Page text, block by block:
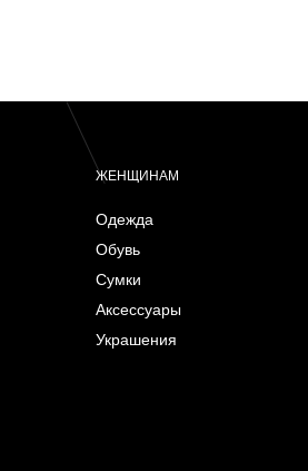
ЖЕНЩИНАМ
Одежда
Обувь
Сумки
Аксессуары
Украшения